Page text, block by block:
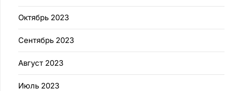
Октябрь 2023
Сентябрь 2023
Август 2023
Июль 2023